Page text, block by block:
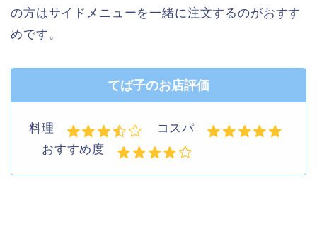
の方はサイドメニューを一緒に注文するのがおすす
めです。
てば子のお店評価
料理
コスパ
おすすめ度